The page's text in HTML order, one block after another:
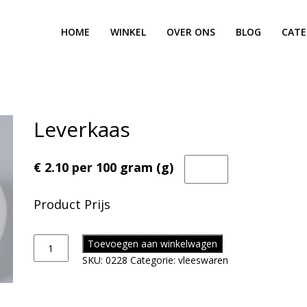
HOME WINKEL OVER ONS BLOG
Leverkaas
€ 2.10 per 100 gram (g)
Product Prijs
Toevoegen aan winkelwagen
SKU: 0228 Categorie: vleeswaren